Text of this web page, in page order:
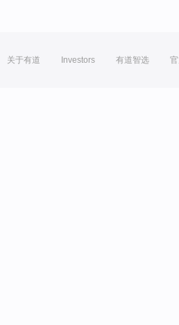
关于有道 Investors 有道智选